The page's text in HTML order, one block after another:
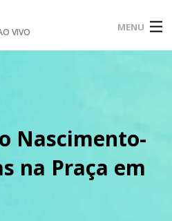
VIVO MENU
Nascimento-
na Praça em